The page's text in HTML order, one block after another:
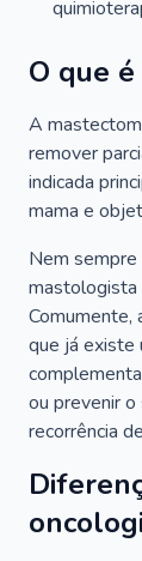
O que
A
remover
indicada
mama e
Nem
mastologista
Comumente,
que já existe
ou prevenir o
recorrência